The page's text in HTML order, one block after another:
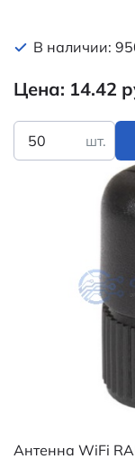
В наличии:
Цена: 14.42
шт.
Антенна WiFi